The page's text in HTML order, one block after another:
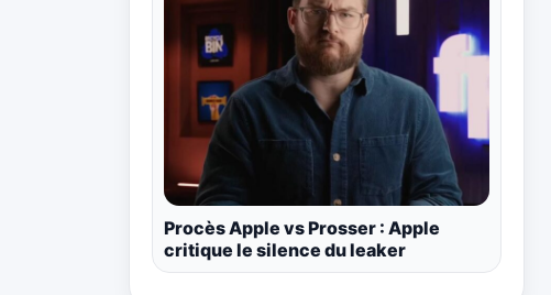
Procès Apple vs Prosser : Apple
critique le silence du leaker